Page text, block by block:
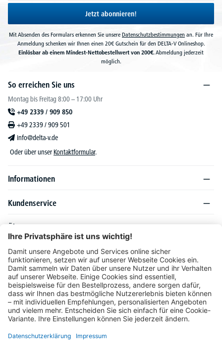
Jetzt abonnieren!
Mit Absenden des Formulars erkennen Sie unsere Datenschutzbestimmungen an. Für Ihre
Anmeldung schenken wir Ihnen einen 20€ Gutschein für den DELTA-V Onlineshop.
Einlösbar ab einem Mindest-Nettobestellwert von 200€.Abmeldung jederzeit
möglich.
So erreichen Sie uns
Montag bis Freitag 8:00 – 17:00 Uhr
+49 2339 / 909 850
+49 2339 / 909 501
info@delta-v.de
Oder über unser Kontaktformular.
Informationen
Kundenservice
Über DELTA-V
Produktsortiment
Ratgeber
Folgen Sie uns auch auf
Unser Angebot richtet sich ausschließlich an Industrie, Handel, Gewerbe und